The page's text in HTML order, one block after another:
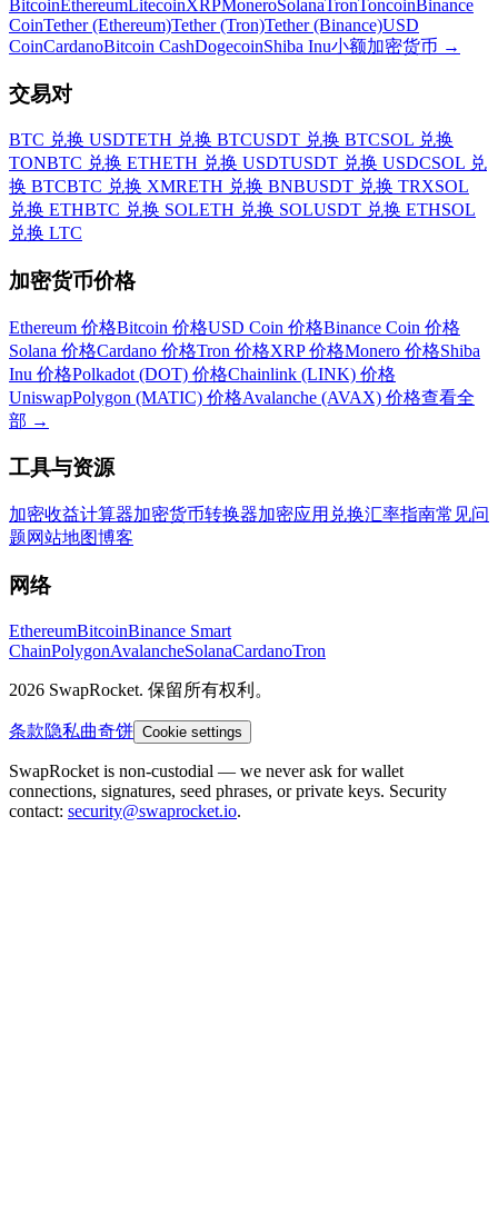
BitcoinEthereumLitecoinXRPMoneroSolanaTronToncoinBinance
CoinTether (Ethereum)Tether (Tron)Tether (Binance)USD
CoinCardanoBitcoin CashDogecoinShiba Inu小额加密货币 →
交易对
BTC 兑换 USDTETH 兑换 BTCUSDT 兑换 BTCSOL 兑换
TONBTC 兑换 ETHETH 兑换 USDTUSDT 兑换 USDCSOL 兑
换 BTCBTC 兑换 XMRETH 兑换 BNBUSDT 兑换 TRXSOL
兑换 ETHBTC 兑换 SOLETH 兑换 SOLUSDT 兑换 ETHSOL
兑换 LTC
加密货币价格
Ethereum 价格Bitcoin 价格USD Coin 价格Binance Coin 价格
Solana 价格Cardano 价格Tron 价格XRP 价格Monero 价格Shiba
Inu 价格Polkadot (DOT) 价格Chainlink (LINK) 价格
UniswapPolygon (MATIC) 价格Avalanche (AVAX) 价格查看全
部 →
工具与资源
加密收益计算器加密货币转换器加密应用 兑换汇率指南常见问
题网站地图博客
网络
EthereumBitcoinBinance Smart
ChainPolygonAvalancheSolanaCardanoTron
2026 SwapRocket. 保留所有权利。
条款隐私曲奇饼 Cookie settings
SwapRocket is non-custodial — we never ask for wallet
connections, signatures, seed phrases, or private keys. Security
contact: security@swaprocket.io.